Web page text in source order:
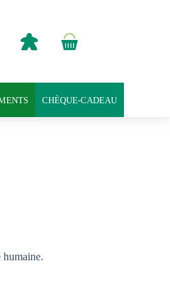
Panier
0,00
CHÈQUE-CADEAU
humaine.